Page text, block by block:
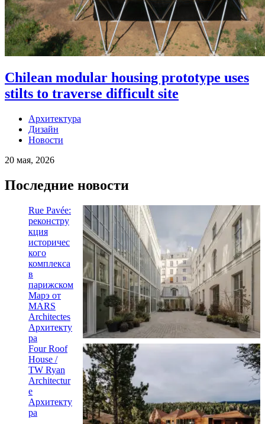
Chilean modular housing prototype uses
stilts to traverse difficult site
Архитектура
Дизайн
Новости
20 мая, 2026
Последние новости
Rue Pavée:
реконстру
кция
историчес
кого
комплекса
в
парижском
Марэ от
MARS
Architectes
Архитекту
ра
Four Roof
House /
TW Ryan
Architectur
e
Архитекту
ра